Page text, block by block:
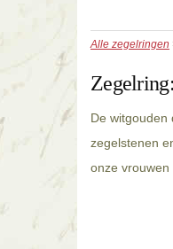
Alle zegelringen
De witgouden
zegelstenen
onze vrouwen